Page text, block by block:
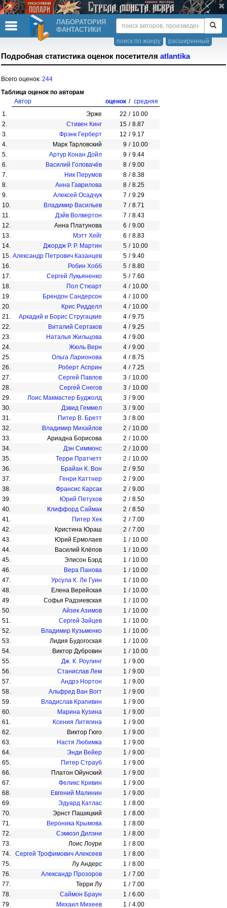
ЛАБОРАТОРИЯ
ФАНТАСТИКИ
расширенный
поиск по жанру
Подробная статистика оценок посетителя atlantika
Всего оценок: 244
Таблица оценок по авторам
Автор
оценок / средняя
1.
Эрже 22 / 10.00
2.
Стивен Кинг 15 / 8.87
3.
Фрэнк Герберт 12 / 9.17
4.
Марк Тарловский 9 / 10.00
5.
Артур Конан Дойл 9 / 9.44
6.
Василий Головачёв 8 / 9.00
7.
Ник Перумов 8 / 8.38
8.
Анна Гаврилова 8 / 8.25
9.
Алексей Осадчук 7 / 9.29
10.
Владимир Васильев 7 / 8.71
11.
Дэйв Волвертон 7 / 8.43
12.
Анна Платунова 6 / 9.00
13.
Мэтт Хейг 6 / 8.83
14.
Джордж Р. Р. Мартин 5 / 10.00
15. Александр Петрович Казанцев 5 / 9.40
16.
Робин Хобб 5 / 8.80
17.
Сергей Лукьяненко 5 / 7.60
18.
Пол Стюарт 4 / 10.00
19.
Брендон Сандерсон 4 / 10.00
20.
Крис Ридделл 4 / 10.00
21.
Аркадий и Борис Стругацкие 4 / 9.75
22.
Виталий Сертаков 4 / 9.25
23.
Наталья Жильцова 4 / 9.00
24.
Жюль Верн 4 / 9.00
25.
Ольга Ларионова 4 / 8.75
26.
Роберт Асприн 4 / 7.25
27.
Сергей Павлов 3 / 10.00
28.
Сергей Снегов 3 / 10.00
29.
Лоис Макмастер Буджолд 3 / 9.00
30.
Дэвид Геммел 3 / 9.00
31.
Питер В. Бретт 3 / 8.00
32.
Владимир Михайлов 2 / 10.00
33.
Ариадна Борисова 2 / 10.00
34.
Дэн Симмонс 2 / 10.00
35.
Терри Пратчетт 2 / 10.00
36.
Брайан К. Вон 2 / 9.50
37.
Генри Каттнер 2 / 9.00
38.
Франсис Карсак 2 / 9.00
39.
Юрий Петухов 2 / 8.50
40.
Клиффорд Саймак 2 / 8.50
41.
Питер Хек 2 / 7.00
42.
Кристина Юраш 2 / 7.00
43.
Юрий Ермолаев 1 / 10.00
44.
Василий Клёпов 1 / 10.00
45.
Элисон Бэрд 1 / 10.00
46.
Вера Панова 1 / 10.00
47.
Урсула К. Ле Гуин 1 / 10.00
48.
Елена Верейская 1 / 10.00
49.
Софья Радзиевская 1 / 10.00
50.
Айзек Азимов 1 / 10.00
51.
Сергей Зайцев 1 / 10.00
52.
Владимир Кузьменко 1 / 10.00
53.
Лидия Будогоская 1 / 10.00
54.
Виктор Дубровин 1 / 10.00
55.
Дж. К. Роулинг 1 / 9.00
56.
Станислав Лем 1 / 9.00
57.
Андрэ Нортон 1 / 9.00
58.
Альфред Ван Вогт 1 / 9.00
59.
Владислав Крапивин 1 / 9.00
60.
Марина Кузина 1 / 9.00
61.
Ксения Литягина 1 / 9.00
62.
Виктор Гюго 1 / 9.00
63.
Настя Любимка 1 / 9.00
64.
Энди Вейер 1 / 9.00
65.
Питер Страуб 1 / 9.00
66.
Платон Ойунский 1 / 9.00
67.
Феликс Кривин 1 / 9.00
68.
Евгений Малинин 1 / 9.00
69.
Эдуард Катлас 1 / 8.00
70.
Эрнст Пашицкий 1 / 8.00
71.
Вероника Крымова 1 / 8.00
72.
Сэмюэл Дилэни 1 / 8.00
73.
Лоис Лоури 1 / 8.00
74.
Сергей Трофимович Алексеев 1 / 8.00
75.
Лу Андерс 1 / 8.00
76.
Александр Прозоров 1 / 7.00
77.
Терри Лу 1 / 7.00
78.
Саймон Браун 1 / 6.00
79.
Михаил Михеев 1 / 4.00